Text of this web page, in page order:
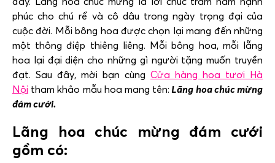
phúc cho chú rể và cô dâu trong ngày trọng đại của
cuộc đời. Mỗi bông hoa được chọn lại mang đến những
một thông điệp thiêng liêng. Mỗi bông hoa, mỗi lẵng
hoa lại đại diện cho những gì người tặng muốn truyền
đạt. Sau đây, mời bạn cùng Cửa hàng hoa tươi Hà
Nội tham khảo mẫu hoa mang tên: Lãng hoa chúc mừng
đám cưới.
Lãng hoa chúc mừng đám cưới
gồm có: